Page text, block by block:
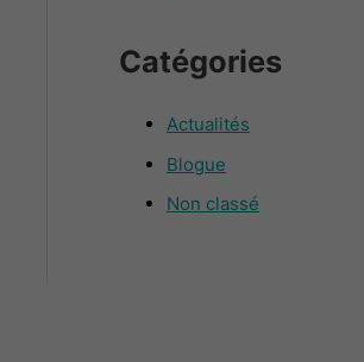
Catégories
Actualités
Blogue
Non classé